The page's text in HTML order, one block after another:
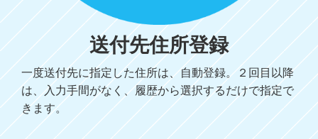
送付先住所登録
一度送付先に指定した住所は、自動登録。２回目以降
は、入力手間がなく、履歴から選択するだけで指定で
きます。